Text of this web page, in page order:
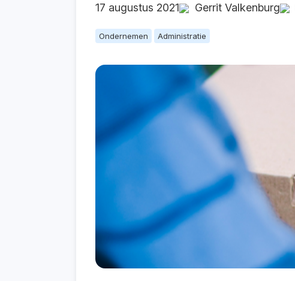
17 augustus 2021 Gerrit Valkenburg
Ondernemen Administratie